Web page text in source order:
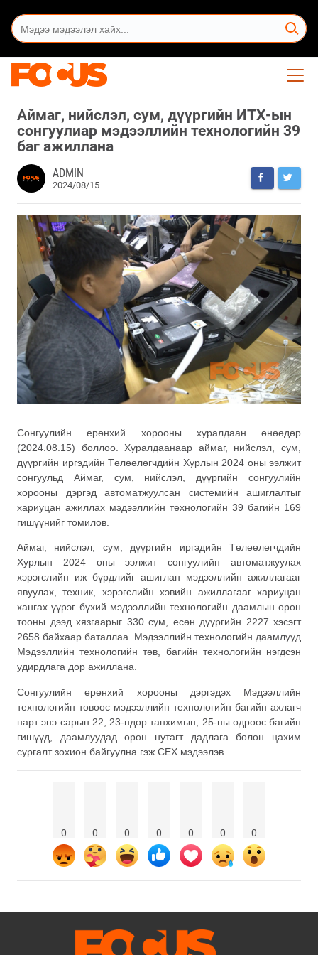
Аймаг, нийслэл, сум, дүүргийн ИТХ-ын
сонгуулиар мэдээллийн технологийн 39
баг ажиллана
ADMIN
2024/08/15
Сонгуулийн ерөнхий хорооны хуралдаан өнөөдөр
(2024.08.15) боллоо. Хуралдаанаар aймаг, нийслэл, сум,
дүүргийн иргэдийн Төлөөлөгчдийн Хурлын 2024 оны ээлжит
сонгуульд Аймаг, сум, нийслэл, дүүргийн сонгуулийн
хорооны дэргэд автоматжуулсан системийн ашиглалтыг
хариуцан ажиллах мэдээллийн технологийн 39 багийн 169
гишүүнийг томилов.
Аймаг, нийслэл, сум, дүүргийн иргэдийн Төлөөлөгчдийн
Хурлын 2024 оны ээлжит сонгуулийн автоматжуулах
хэрэгслийн иж бүрдлийг ашиглан мэдээллийн ажиллагааг
явуулах, техник, хэрэгслийн хэвийн ажиллагааг хариуцан
хангах үүрэг бүхий мэдээллийн технологийн даамлын орон
тооны дээд хязгаарыг 330 сум, есөн дүүргийн 2227 хэсэгт
2658 байхаар баталлаа. Мэдээллийн технологийн даамлууд
Мэдээллийн технологийн төв, багийн технологийн нэгдсэн
удирдлага дор ажиллана.
Сонгуулийн ерөнхий хорооны дэргэдэх Мэдээллийн
технологийн төвөөс мэдээллийн технологийн багийн ахлагч
нарт энэ сарын 22, 23-ндөр танхимын, 25-ны өдрөөс багийн
гишүүд, даамлуудад орон нутагт дадлага болон цахим
сургалт зохион байгуулна гэж СЕХ мэдээлэв.
0 0 0 0 0 0 0